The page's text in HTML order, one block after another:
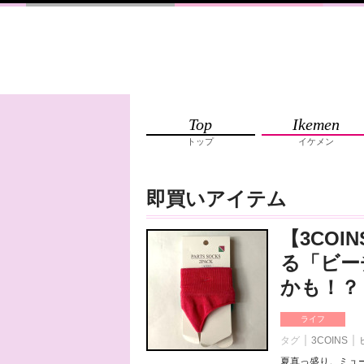
Top
トップ
Ikemen
イケメン
即買いアイテム
【
る「ビ
かも！？
ライフ
タグ 3COINS